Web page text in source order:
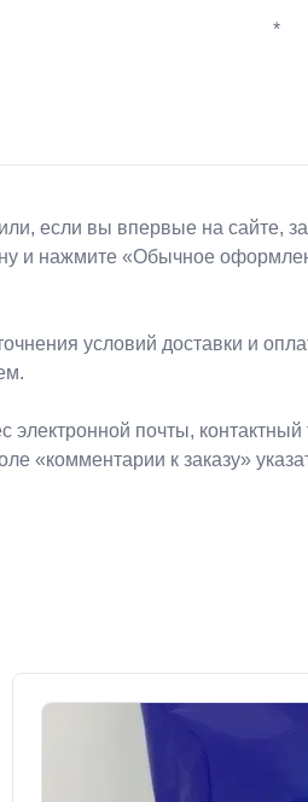
*
если вы впервые на сайте,
и нажмите «Обычное
условий доставки и
почты,
«комментарии к заказу»